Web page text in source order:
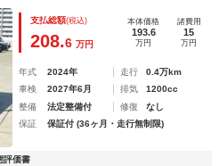
イール｜フルオートエアコン｜
プティブクルーズコントロール
支払総額(税込)
208.6 万円
本体価格
193.6
万円
諸費用
15
万円
年式 2024年 走行
0.4万km
車検
2027年6月 排気
1200cc
整備
法定整備付 修復
なし
保証
保証付 (36ヶ月・走行無制限)
評価書